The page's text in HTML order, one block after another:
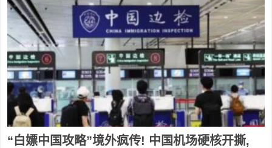
“白嫖中国攻略”境外疯传! 中国机场硬核开撕,